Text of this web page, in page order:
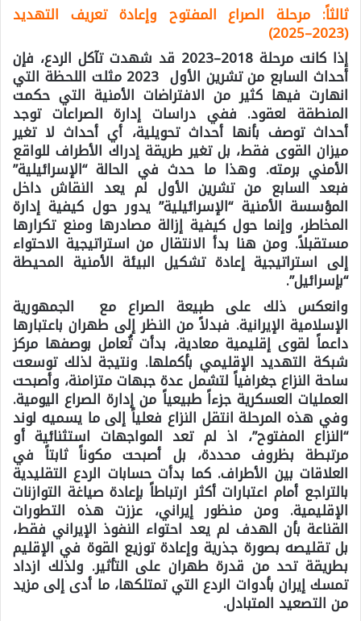
ثالثاً: مرحلة الصراع المفتوح وإعادة تعريف التهديد
(2023–2025)
إذا كانت مرحلة 2018–2023 قد شهدت تآكل الردع، فإن
أحداث السابع من تشرين الأول 2023 مثلت اللحظة التي
انهارت فيها كثير من الافتراضات الأمنية التي حكمت
المنطقة لعقود. ففي دراسات إدارة الصراعات توجد
أحداث توصف بأنها أحداث تحويلية، أي أحداث لا تغير
ميزان القوى فقط، بل تغير طريقة إدراك الأطراف للواقع
الأمني برمته. وهذا ما حدث في الحالة “الإسرائيلية”
فبعد السابع من تشرين الأول لم يعد النقاش داخل
المؤسسة الأمنية “الإسرائيلية” يدور حول كيفية إدارة
المخاطر، وإنما حول كيفية إزالة مصادرها ومنع تكرارها
مستقبلاً. ومن هنا بدأ الانتقال من استراتيجية الاحتواء
إلى استراتيجية إعادة تشكيل البيئة الأمنية المحيطة
“بإسرائيل”.
وانعكس ذلك على طبيعة الصراع مع الجمهورية
الإسلامية الإيرانية. فبدلاً من النظر إلى طهران باعتبارها
داعماً لقوى إقليمية معادية، بدأت تُعامل بوصفها مركز
شبكة التهديد الإقليمي بأكملها. ونتيجة لذلك توسعت
ساحة النزاع جغرافياً لتشمل عدة جبهات متزامنة، وأصبحت
العمليات العسكرية جزءاً طبيعياً من إدارة الصراع اليومية.
وفي هذه المرحلة انتقل النزاع فعلياً إلى ما يسميه لوند
“النزاع المفتوح”، اذ لم تعد المواجهات استثنائية أو
مرتبطة بظروف محددة، بل أصبحت مكوناً ثابتاً في
العلاقات بين الأطراف. كما بدأت حسابات الردع التقليدية
بالتراجع أمام اعتبارات أكثر ارتباطاً بإعادة صياغة التوازنات
الإقليمية. ومن منظور إيراني، عززت هذه التطورات
القناعة بأن الهدف لم يعد احتواء النفوذ الإيراني فقط،
بل تقليصه بصورة جذرية وإعادة توزيع القوة في الإقليم
بطريقة تحد من قدرة طهران على التأثير. ولذلك ازداد
تمسك إيران بأدوات الردع التي تمتلكها، ما أدى إلى مزيد
من التصعيد المتبادل.